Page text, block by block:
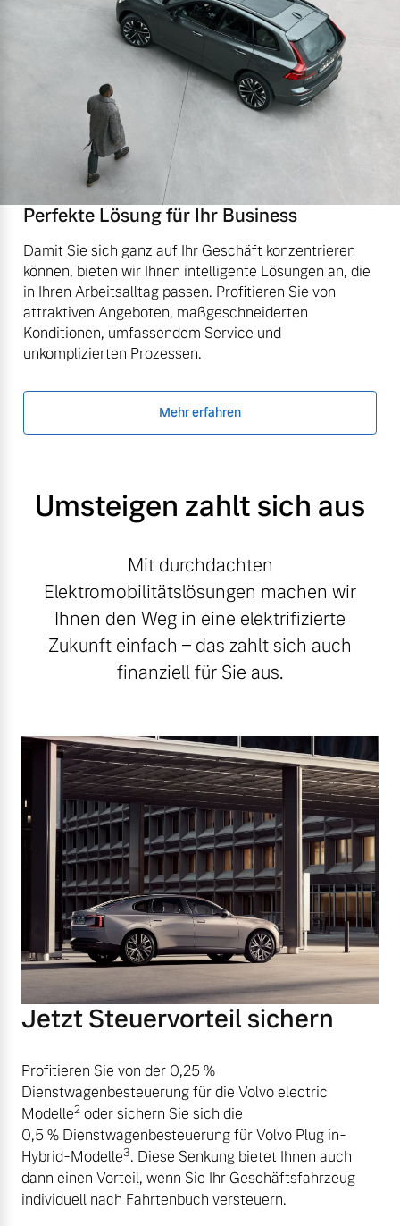
Perfekte Lösung für Ihr Business
Damit Sie sich ganz auf Ihr Geschäft konzentrieren
können, bieten wir Ihnen intelligente Lösungen an, die
in Ihren Arbeitsalltag passen. Profitieren Sie von
attraktiven Angeboten, maßgeschneiderten
Konditionen, umfassendem Service und
unkomplizierten Prozessen.
Mehr erfahren
Umsteigen zahlt sich aus
Mit durchdachten
Elektromobilitätslösungen machen wir
Ihnen den Weg in eine elektrifizierte
Zukunft einfach – das zahlt sich auch
finanziell für Sie aus.
Jetzt Steuervorteil sichern
Profitieren Sie von der 0,25 %
Dienstwagenbesteuerung für die Volvo electric
Modelle2 oder sichern Sie sich die
0,5 % Dienstwagenbesteuerung für Volvo Plug in-
Hybrid-Modelle3. Diese Senkung bietet Ihnen auch
dann einen Vorteil, wenn Sie Ihr Geschäftsfahrzeug
individuell nach Fahrtenbuch versteuern.